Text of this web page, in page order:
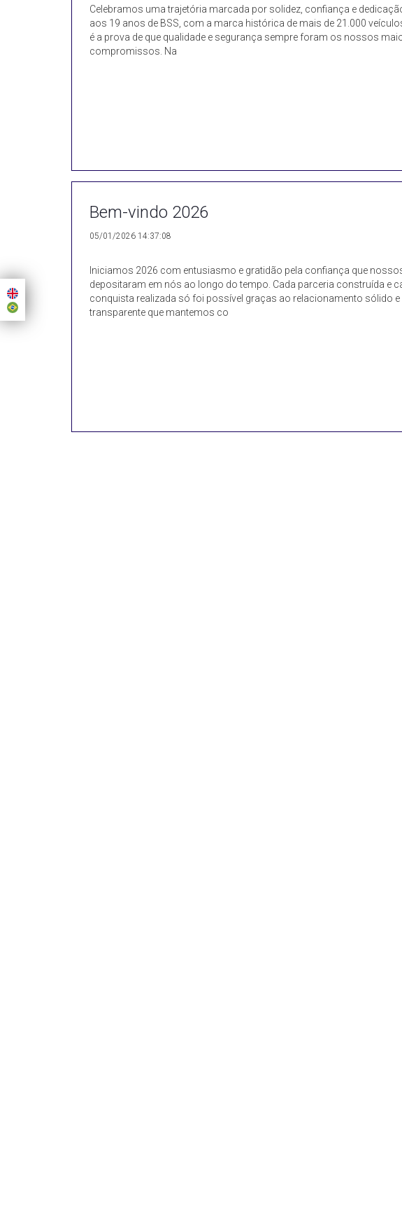
Celebramos uma trajetória marcada por solidez, confiança e
aos 19 anos de BSS, com a marca histórica de mais de 21.000
é a prova de que qualidade e segurança sempre foram os nossos
compromissos. Na
Bem-vindo 2026
05/01/2026 14:37:08
Iniciamos 2026 com entusiasmo e gratidão pela confiança que
depositaram em nós ao longo do tempo. Cada parceria construída e
conquista realizada só foi possível graças ao relacionamento sólido e
transparente que mantemos co